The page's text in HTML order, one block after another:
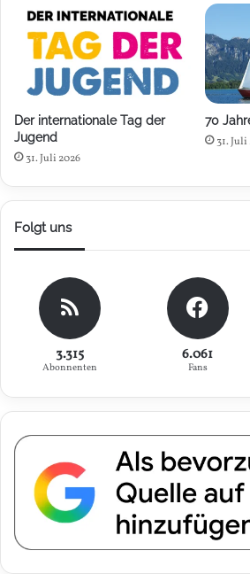
Der internationale Tag der
Jugend
31. Juli 2026
70
31. Juli
Folgt uns
3.315
Abonnenten
6.061
Fans